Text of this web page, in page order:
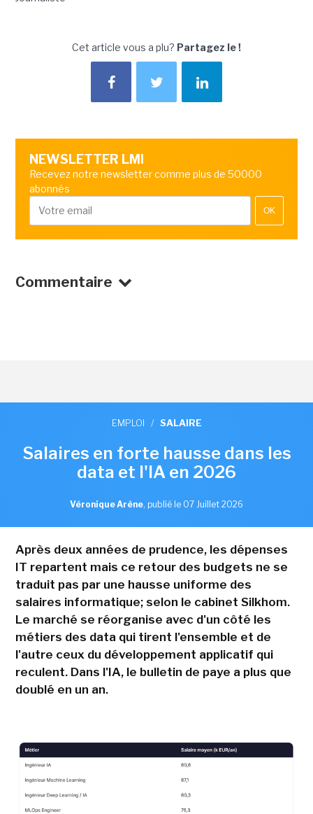
Cet article vous a plu? Partagez le !
NEWSLETTER LMI
Recevez notre newsletter comme plus de 50000
abonnés
OK
Commentaire
EMPLOI / SALAIRE
Salaires en forte hausse dans les
data et l'IA en 2026
Véronique Arène, publié le 07 Juillet 2026
Après deux années de prudence, les dépenses
IT repartent mais ce retour des budgets ne se
traduit pas par une hausse uniforme des
salaires informatique; selon le cabinet Silkhom.
Le marché se réorganise avec d'un côté les
métiers des data qui tirent l'ensemble et de
l'autre ceux du développement applicatif qui
reculent. Dans l'IA, le bulletin de paye a plus que
doublé en un an.